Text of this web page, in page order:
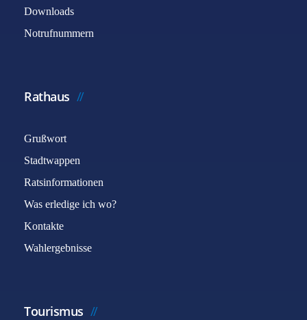
Downloads
Notrufnummern
Rathaus
Grußwort
Stadtwappen
Ratsinformationen
Was erledige ich wo?
Kontakte
Wahlergebnisse
Tourismus